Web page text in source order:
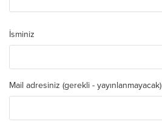
İsminiz
Mail adresiniz (gerekli - yayınlanmayacak)